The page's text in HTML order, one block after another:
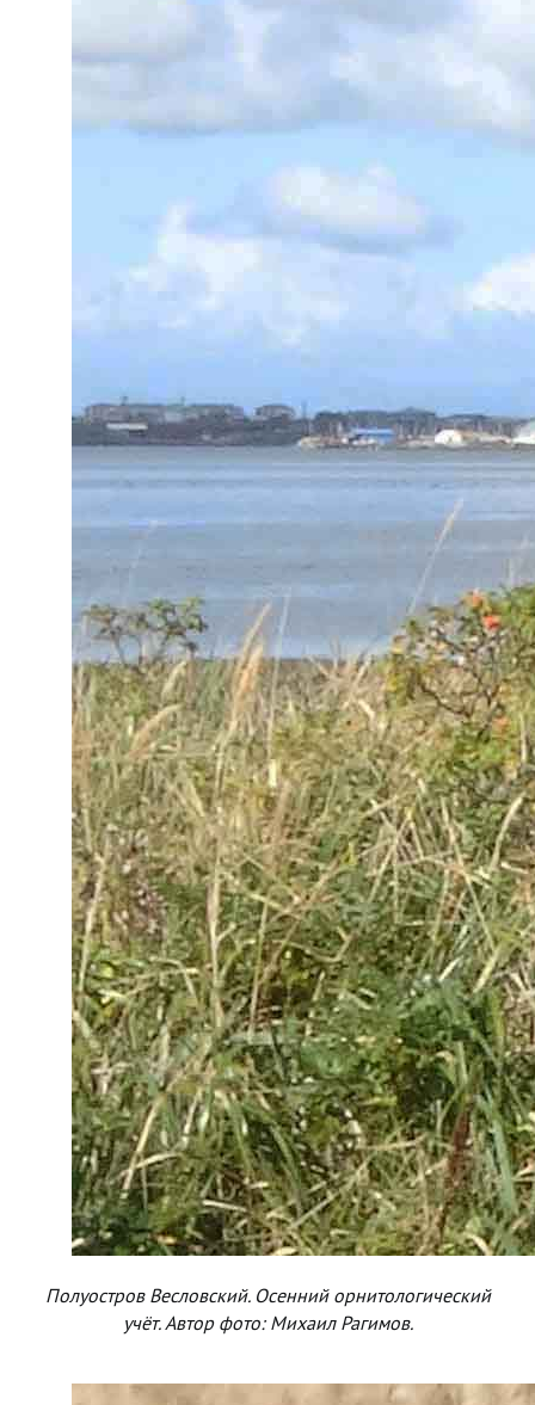
Полуостров Весловский. Осенний орнитологический
учёт. Автор фото: Михаил Рагимов.